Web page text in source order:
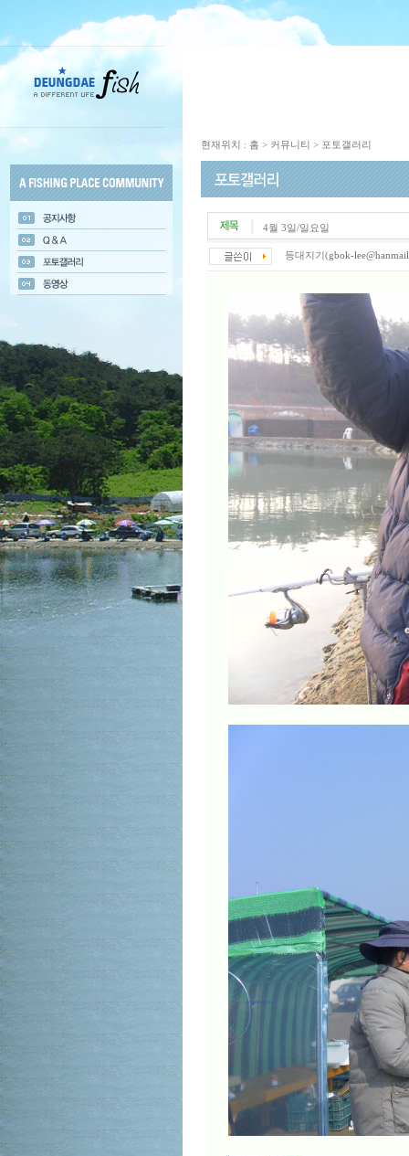
현재위치 : 홈 > 커뮤니티 > 포토갤러리
4월 3일/일요일
등대지기(gbok-